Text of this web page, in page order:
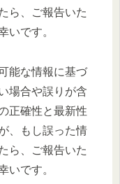
ら、ご報告いた
いです。
能な情報に基づ
場合や誤りが含
正確性と最新性
、もし誤った情
ら、ご報告いた
いです。